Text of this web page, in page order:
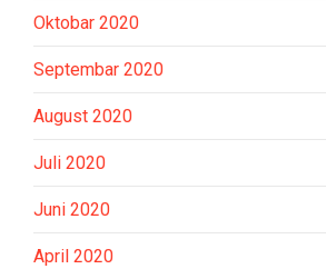
Oktobar 2020
Septembar 2020
August 2020
Juli 2020
Juni 2020
April 2020